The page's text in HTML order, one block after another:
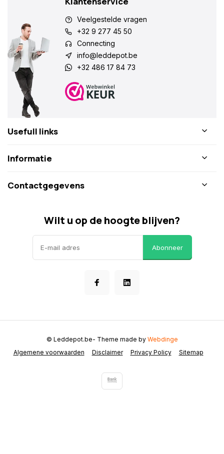
Veelgestelde vragen
+32 9 277 45 50
Connecting
info@leddepot.be
+32 486 17 84 73
Usefull links
Informatie
Contactgegevens
Wilt u op de hoogte blijven?
Abonneer
Algemene voorwaarden Disclaimer Privacy Policy Sitemap
© Leddepot.be- Theme made by Webdinge